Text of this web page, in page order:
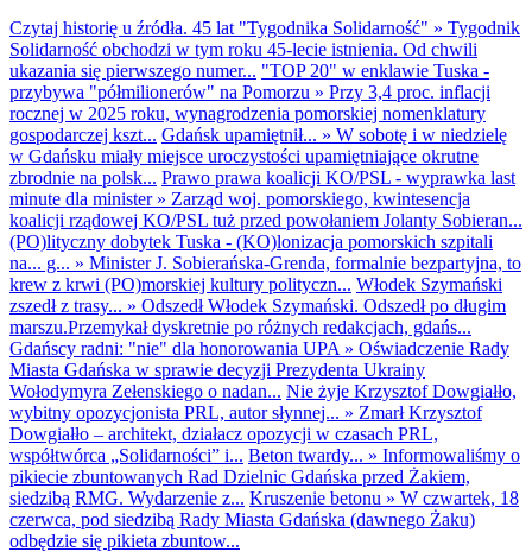
Czytaj historię u źródła. 45 lat "Tygodnika Solidarność" » Tygodnik
Solidarność obchodzi w tym roku 45-lecie istnienia. Od chwili
ukazania się pierwszego numer... "TOP 20" w enklawie Tuska -
przybywa "półmilionerów" na Pomorzu » Przy 3,4 proc. inflacji
rocznej w 2025 roku, wynagrodzenia pomorskiej nomenklatury
gospodarczej kszt... Gdańsk upamiętnił... » W sobotę i w niedzielę
w Gdańsku miały miejsce uroczystości upamiętniające okrutne
zbrodnie na polsk... Prawo prawa koalicji KO/PSL - wyprawka last
minute dla minister» Zarząd woj. pomorskiego, kwintesencja
koalicji rządowej KO/PSL tuż przed powołaniem Jolanty Sobieran...
(PO)lityczny dobytek Tuska - (KO)lonizacja pomorskich szpitali
na... g... » Minister J. Sobierańska-Grenda, formalnie bezpartyjna, to
krew z krwi (PO)morskiej kultury polityczn... Włodek Szymański
zszedł z trasy... » Odszedł Włodek Szymański. Odszedł po długim
marszu.Przemykał dyskretnie po różnych redakcjach, gdańs...
Gdańscy radni: "nie" dla honorowania UPA » Oświadczenie Rady
Miasta Gdańska w sprawie decyzji Prezydenta Ukrainy
Wołodymyra Zełenskiego o nadan... Nie żyje Krzysztof Dowgiałło,
wybitny opozycjonista PRL, autor słynnej... » Zmarł Krzysztof
Dowgiałło – architekt, działacz opozycji w czasach PRL,
współtwórca „Solidarności” i... Beton twardy... » Informowaliśmy o
pikiecie zbuntowanych Rad Dzielnic Gdańska przed Żakiem,
siedzibą RMG. Wydarzenie z... Kruszenie betonu » W czwartek, 18
czerwca, pod siedzibą Rady Miasta Gdańska (dawnego Żaku)
odbędzie się pikieta zbuntow...